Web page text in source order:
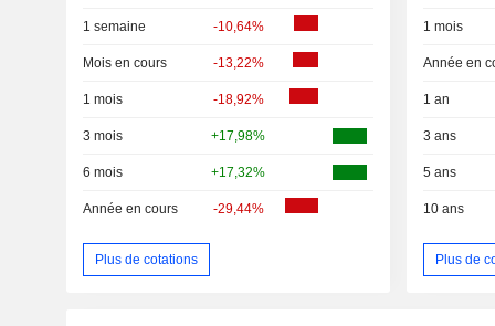
1 semaine -10,64%
Mois en cours -13,22%
1 mois -18,92%
3 mois +17,98%
6 mois +17,32%
Année en cours -29,44%
Plus de cotations
1 mois
Année en
1 an
3 ans
5 ans
10 ans
Plus de